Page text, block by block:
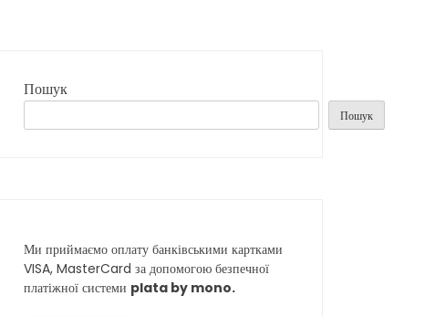
Пошук
Пошук
Ми приймаємо оплату банківськими картками
VISA, MasterCard за допомогою безпечної
платіжної системи plata by mono.